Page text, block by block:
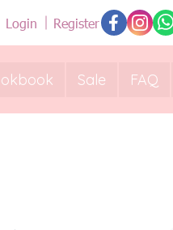
Login Register
Sale FAQ